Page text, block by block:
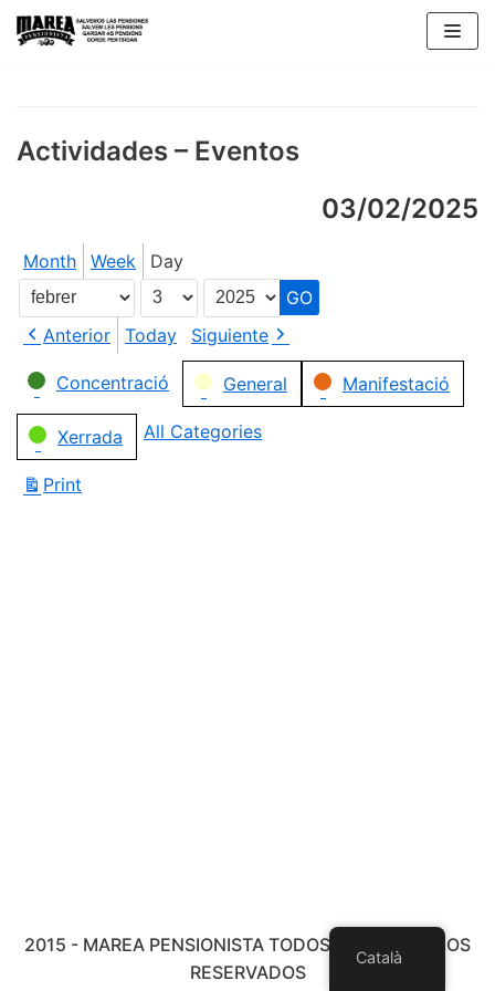
Skip
Actividades – Eventos
03/02/2025
Month Week Day
Month
Day
Year
Anterior
Today
Siguiente
Categories
Concentració General Manifestació
Xerrada All Categories
Print
2015 - MAREA PENSIONISTA TODOS LOS DERECHOS
RESERVADOS
Català